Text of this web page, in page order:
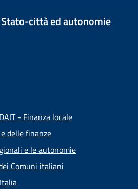
città ed autonomie
- Finanza locale
delle finanze
e le autonomie
Comuni italiani